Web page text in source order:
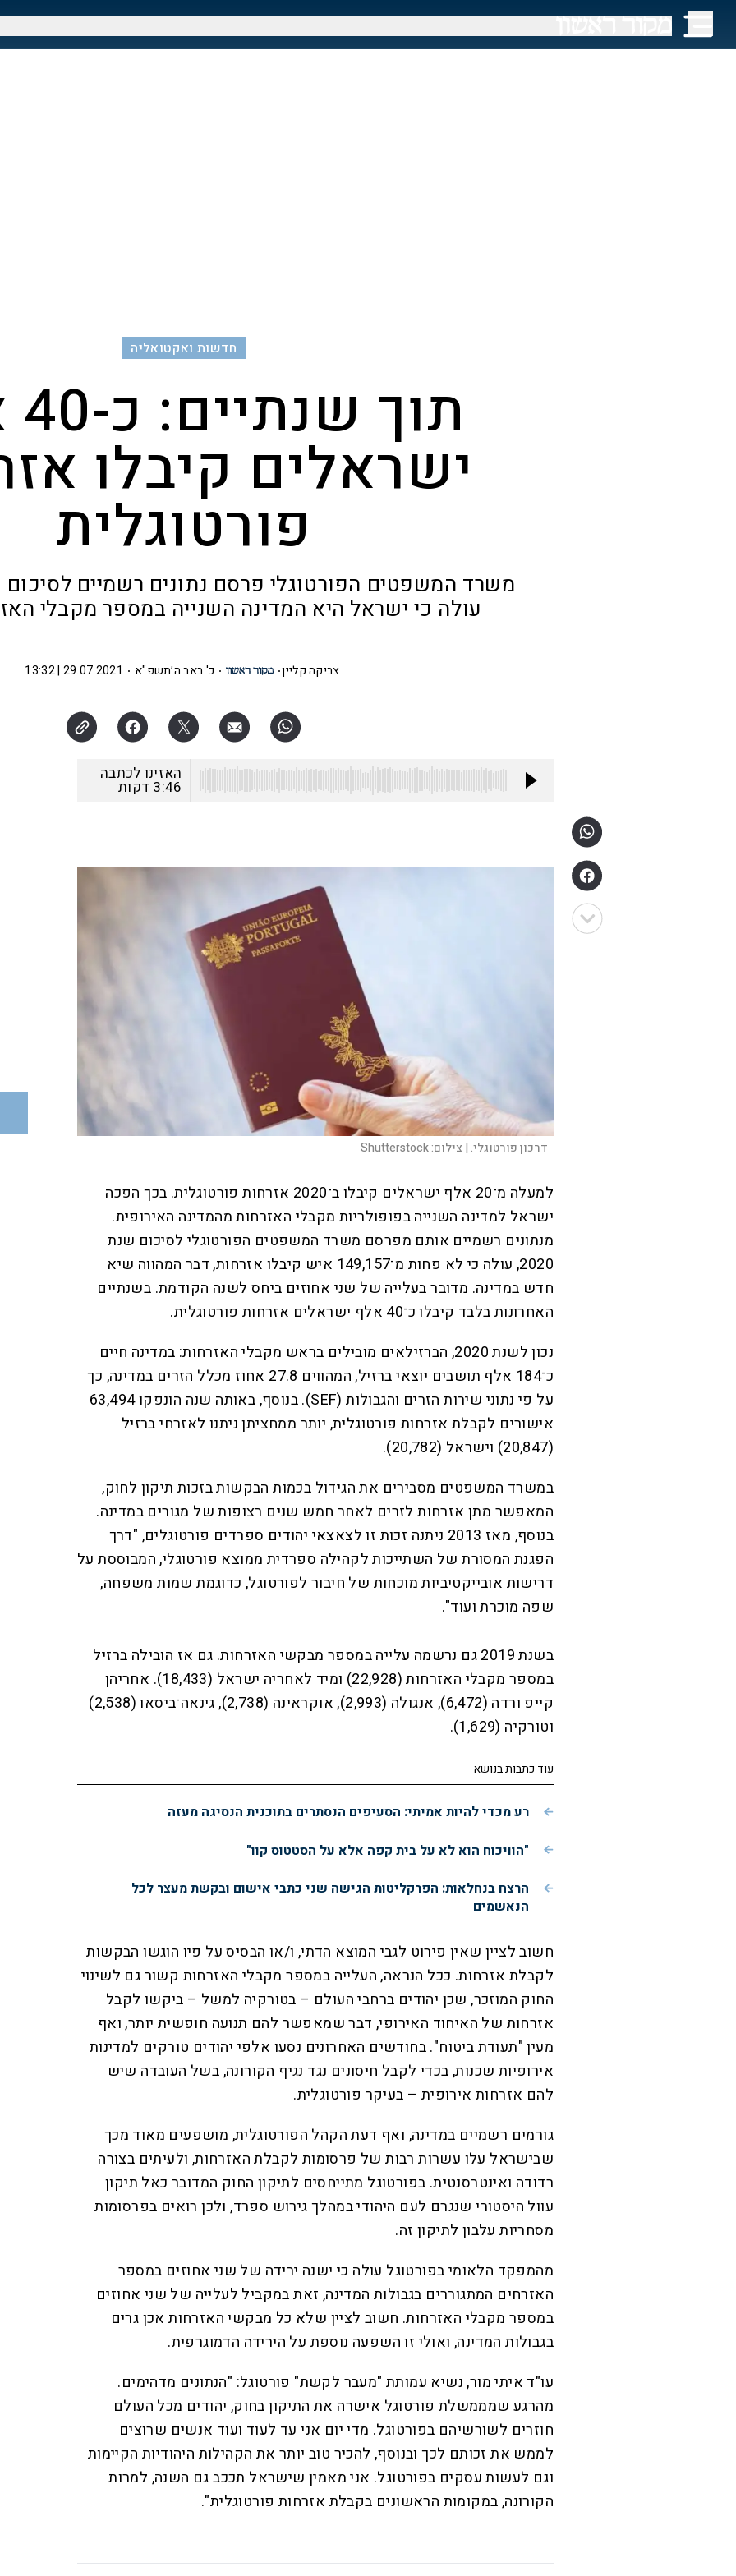
חדשות ואקטואליה
ישראלים קיבלו
פורטוגלית
עולה כי ישראל היא המדינה השנייה במספר מקבלי
צביקה קליין כ' באב ה׳תשפ"א 29.07.2021 | 13:32
האזינו לכתבה
3:46 דקות
דרכון פורטוגלי. | צילום:Shutterstock
למעלה מ־20 אלף ישראלים קיבלו ב־2020 אזרחות פורטוגלית. בכך הפכה
ישראל למדינה השנייה בפופולריות מקבלי האזרחות מהמדינה האירופית.
מנתונים רשמיים אותם מפרסם משרד המשפטים הפורטוגלי לסיכום שנת
2020, עולה כי לא פחות מ־149,157 איש קיבלו אזרחות, דבר המהווה שיא
חדש במדינה. מדובר בעלייה של שני אחוזים ביחס לשנה הקודמת. בשנתיים
האחרונות בלבד קיבלו כ־40 אלף ישראלים אזרחות פורטוגלית.
נכון לשנת 2020, הברזילאים מובילים בראש מקבלי האזרחות: במדינה חיים
כ־184 אלף תושבים יוצאי ברזיל, המהווים 27.8 אחוז מכלל הזרים במדינה, כך
על פי נתוני שירות הזרים והגבולות (SEF). בנוסף, באותה שנה הונפקו 63,494
אישורים לקבלת אזרחות פורטוגלית, יותר ממחציתן ניתנו לאזרחי ברזיל
(20,847) וישראל (20,782).
במשרד המשפטים מסבירים את הגידול בכמות הבקשות בזכות תיקון לחוק,
המאפשר מתן אזרחות לזרים לאחר חמש שנים רצופות של מגורים במדינה.
בנוסף, מאז 2013 ניתנה זכות זו לצאצאי יהודים ספרדים פורטוגלים, "דרך
הפגנת המסורת של השתייכות לקהילה ספרדית ממוצא פורטוגלי, המבוססת על
דרישות אובייקטיביות מוכחות של חיבור לפורטוגל, כדוגמת שמות משפחה,
שפה מוכרת ועוד".
בשנת 2019 גם נרשמה עלייה במספר מבקשי האזרחות. גם אז הובילה ברזיל
במספר מקבלי האזרחות (22,928) ומיד לאחריה ישראל (18,433). אחריהן
קייפ ורדה (6,472), אנגולה (2,993), אוקראינה (2,738), גינאה־ביסאו (2,538)
וטורקיה (1,629).
עוד כתבות בנושא
רע מכדי להיות אמיתי: הסעיפים הנסתרים בתוכנית הנסיגה מעזה
"הוויכוח הוא לא על בית קפה אלא על הסטטוס קוו"
הרצח בנחלאות: הפרקליטות הגישה שני כתבי אישום ובקשת מעצר לכל
הנאשמים
חשוב לציין שאין פירוט לגבי המוצא הדתי, ו/או הבסיס על פיו הוגשו הבקשות
לקבלת אזרחות. ככל הנראה, העלייה במספר מקבלי האזרחות קשור גם לשינוי
החוק המוזכר, שכן יהודים ברחבי העולם – בטורקיה למשל – ביקשו לקבל
אזרחות של האיחוד האירופי, דבר שמאפשר להם תנועה חופשית יותר, ואף
מעין "תעודת ביטוח". בחודשים האחרונים נסעו אלפי יהודים טורקים למדינות
אירופיות שכנות, בכדי לקבל חיסונים נגד נגיף הקורונה, בשל העובדה שיש
להם אזרחות אירופית – בעיקר פורטוגלית.
גורמים רשמיים במדינה, ואף דעת הקהל הפורטוגלית, מושפעים מאוד מכך
שבישראל עלו עשרות רבות של פרסומות לקבלת האזרחות, ולעיתים בצורה
רדודה ואינטרסנטית. בפורטוגל מתייחסים לתיקון החוק המדובר כאל תיקון
עוול היסטורי שנגרם לעם היהודי במהלך גירוש ספרד, ולכן רואים בפרסומות
מסחריות עלבון לתיקון זה.
מהמפקד הלאומי בפורטוגל עולה כי ישנה ירידה של שני אחוזים במספר
האזרחים המתגוררים בגבולות המדינה, זאת במקביל לעלייה של שני אחוזים
במספר מקבלי האזרחות. חשוב לציין שלא כל מבקשי האזרחות אכן גרים
בגבולות המדינה, ואולי זו השפעה נוספת על הירידה הדמוגרפית.
עו"ד איתי מור, נשיא עמותת "מעבר לקשת" פורטוגל: "הנתונים מדהימים.
מהרגע שמממשלת פורטוגל אישרה את התיקון בחוק, יהודים מכל העולם
חוזרים לשורשיהם בפורטוגל. מדי יום אני עד לעוד ועוד אנשים שרוצים
לממש את זכותם לכך ובנוסף, להכיר טוב יותר את הקהילות היהודיות הקיימות
וגם לעשות עסקים בפורטוגל. אני מאמין שישראל תככב גם השנה, למרות
הקורונה, במקומות הראשונים בקבלת אזרחות פורטוגלית".